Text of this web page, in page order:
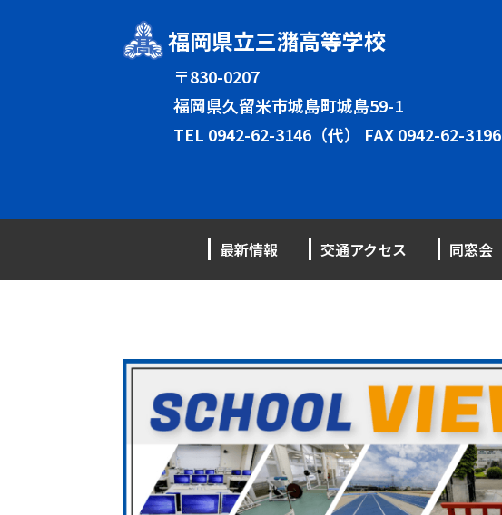
福岡県立三潴高等学校
〒830-0207
福岡県久留米市城島町城島59-1
TEL 0942-62-3146（代） FAX 0942-62-3196
最新情報 交通アクセス 同窓会